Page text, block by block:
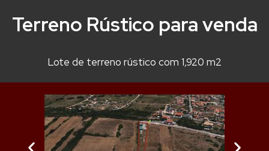
Terreno Rústico para venda
Lote de terreno rústico com 1,920 m2